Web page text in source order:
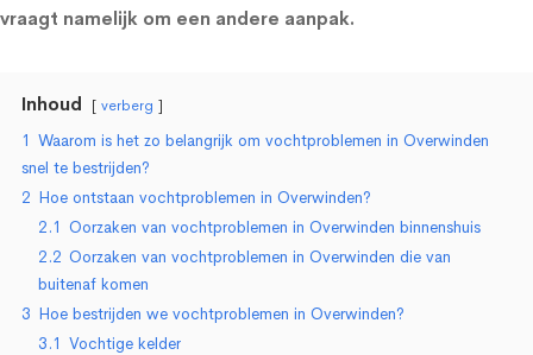
vraagt namelijk om een andere aanpak.
Inhoud verberg
1 Waarom is het zo belangrijk om vochtproblemen in Overwinden
snel te bestrijden?
2 Hoe ontstaan vochtproblemen in Overwinden?
2.1 Oorzaken van vochtproblemen in Overwinden binnenshuis
2.2 Oorzaken van vochtproblemen in Overwinden die van
buitenaf komen
3 Hoe bestrijden we vochtproblemen in Overwinden?
3.1 Vochtige kelder